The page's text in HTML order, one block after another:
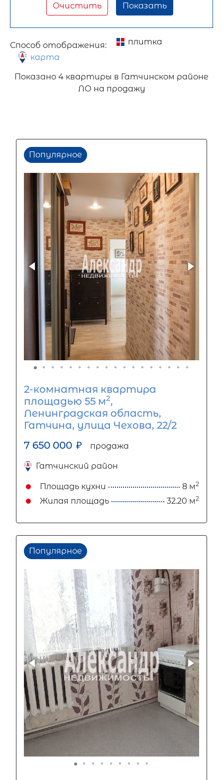
Очистить Показать
Способ отображения:
плитка
карта
Показано 4 квартиры в Гатчинском районе
ЛО на продажу
Популярное
2-комнатная квартира
площадью 55 м2,
Ленинградская область,
Гатчина, улица Чехова, 22/2
7 650 000 ₽ продажа
Гатчинский район
Площадь кухни 8 м2
Жилая площадь 32.20 м2
Популярное